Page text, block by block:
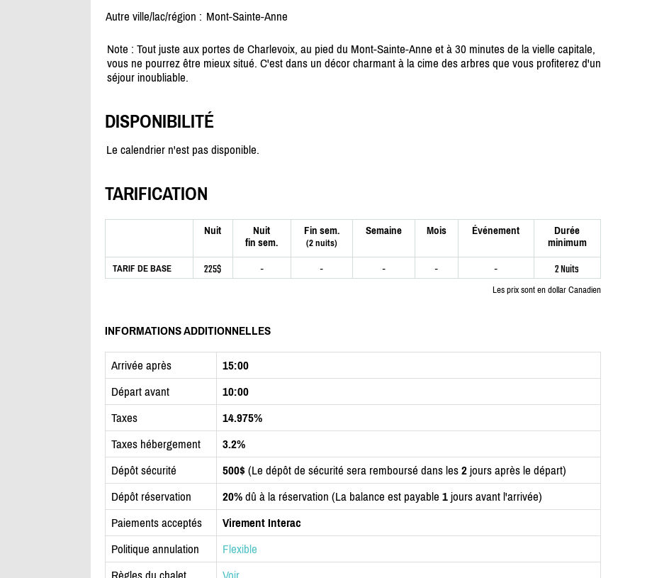
Autre ville/lac/région : Mont-Sainte-Anne
Note : Tout juste aux portes de Charlevoix, au pied du Mont-Sainte-Anne et à 30 minutes de la vielle capitale,
vous ne pourrez être mieux situé. C'est dans un décor charmant à la cime des arbres que vous profiterez d'un
séjour inoubliable.
DISPONIBILITÉ
Le calendrier n'est pas disponible.
TARIFICATION
Nuit
Nuit
fin sem.
Fin sem.
(2 nuits)
Semaine Mois Événement
Durée
minimum
TARIF DE BASE 225$ - - - - - 2 Nuits
Les prix sont en dollar Canadien
INFORMATIONS ADDITIONNELLES
Arrivée après
15:00
Départ avant
10:00
Taxes
14.975%
Taxes hébergement
3.2%
Dépôt sécurité
500$ (Le dépôt de sécurité sera remboursé dans les 2jours après le départ)
Dépôt réservation
20%dû à la réservation (La balance est payable 1jours avant l'arrivée)
Paiements acceptés
Virement Interac
Politique annulation
Flexible